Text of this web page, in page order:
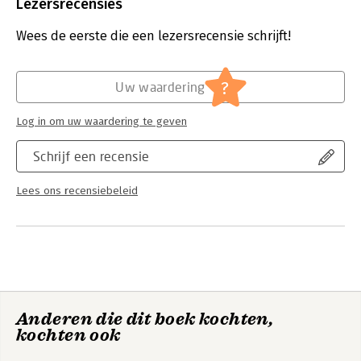
Verschijningsdatum:
3-11-2015
Lezersrecensies
Wees de eerste die een lezersrecensie schrijft!
Schrijf een recensie
Lees ons recensiebeleid
Uw waardering ?
Log in om uw waardering te geven
Anderen die dit boek kochten,
kochten ook